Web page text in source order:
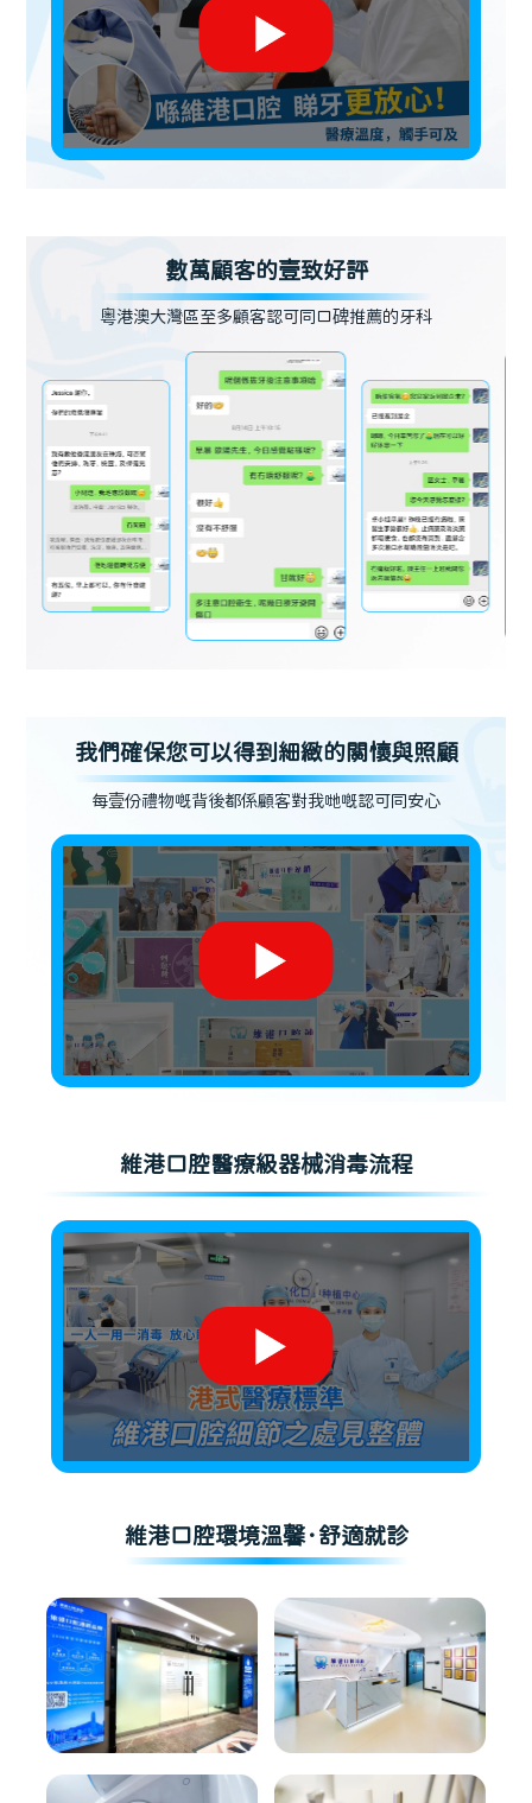
數萬顧客的壹致好評
粵港澳大灣區至多顧客認可同口碑推薦的牙科
我們確保您可以得到細緻的關懷與照顧
每壹份禮物嘅背後都係顧客對我哋嘅認可同安心
維港口腔醫療級器械消毒流程
維港口腔環境溫馨·舒適就診